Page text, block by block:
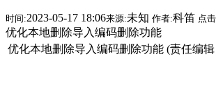
时间:2023-05-17 18:06来源:未知 作者:科笛 点
优化本地删除导入编码删除功能
优化本地删除导入编码删除功能 (责任编